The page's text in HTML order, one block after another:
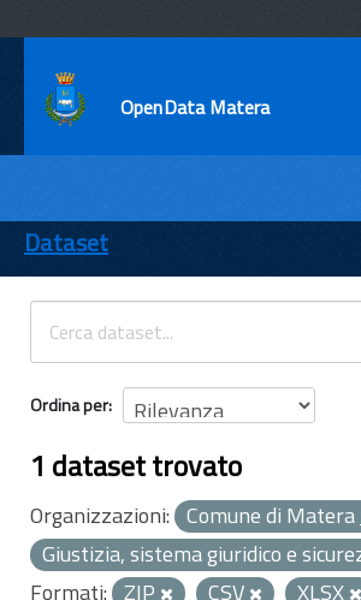
OpenData Matera
ENTI
TEMI
INFORMAZIONI
Dataset
Ordina per
1 dataset trovato
Organizzazioni: Comune di Matera
Giustizia, sistema giuridico e
Formati: ZIP CSV XLSX